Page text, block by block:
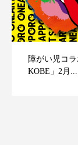
障がい児コ
KOBE」2月...